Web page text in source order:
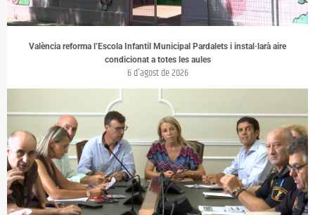
València reforma l’Escola Infantil Municipal Pardalets i instal·larà aire
condicionat a totes les aules
6 d'agost de 2026